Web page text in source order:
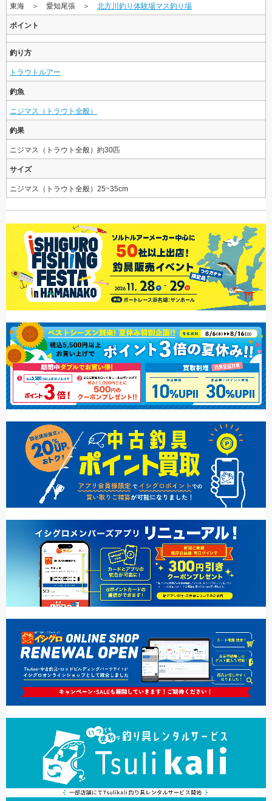
東海 ＞ 愛知尾張 ＞ 北方川釣り体験場マス釣り場
ポイント
釣り方
トラウトルアー
釣魚
ニジマス（トラウト全般）
釣果
ニジマス（トラウト全般）約30匹
サイズ
ニジマス（トラウト全般）25~35cm